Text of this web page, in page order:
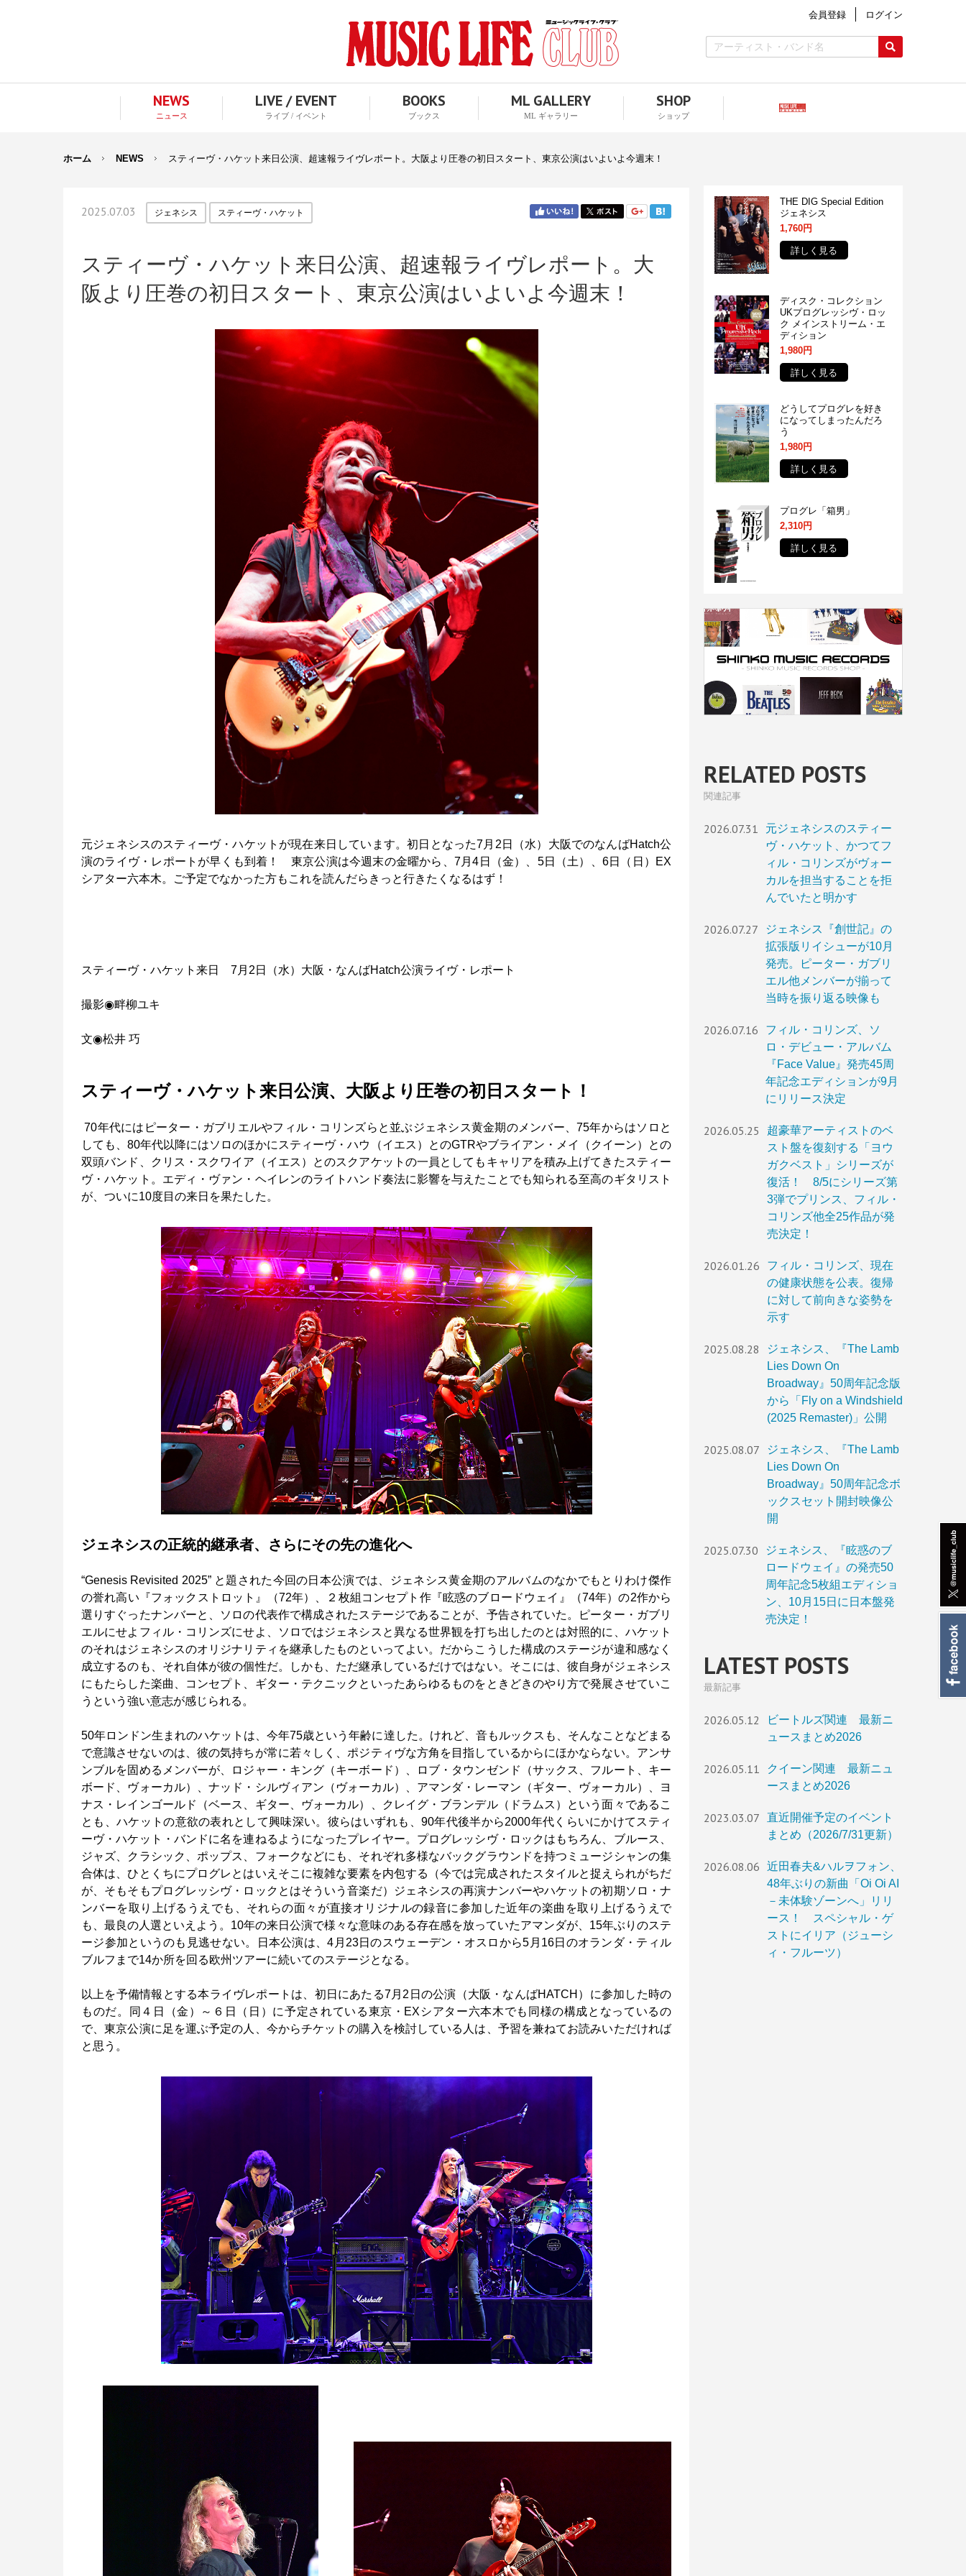
会員登録 ログイン
NEWS
ニュース
LIVE / EVENT
ライブ / イベント
BOOKS
ブックス
ML GALLERY
ML ギャラリー
SHOP
ショップ
ホーム NEWS スティーヴ・ハケット来日公演、超速報ライヴレポート。大阪より圧巻の初日スタート、東京公演はいよいよ今週末！
2025.07.03 ジェネシス スティーヴ・ハケット
スティーヴ・ハケット来日公演、超速報ライヴレポート。大
阪より圧巻の初日スタート、東京公演はいよいよ今週末！
元ジェネシスのスティーヴ・ハケットが現在来日しています。初日となった7月2日（水）大阪でのなんばHatch公
演のライヴ・レポートが早くも到着！ 東京公演は今週末の金曜から、7月4日（金）、5日（土）、6日（日）EX
シアター六本木。ご予定でなかった方もこれを読んだらきっと行きたくなるはず！
スティーヴ・ハケット来日 7月2日（水）大阪・なんばHatch公演ライヴ・レポート
撮影◉畔柳ユキ
文◉松井 巧
スティーヴ・ハケット来日公演、大阪より圧巻の初日スタート！
70年代にはピーター・ガブリエルやフィル・コリンズらと並ぶジェネシス黄金期のメンバー、75年からはソロと
しても、80年代以降にはソロのほかにスティーヴ・ハウ（イエス）とのGTRやブライアン・メイ（クイーン）との
双頭バンド、クリス・スクワイア（イエス）とのスクアケットの一員としてもキャリアを積み上げてきたスティー
ヴ・ハケット。エディ・ヴァン・ヘイレンのライトハンド奏法に影響を与えたことでも知られる至高のギタリスト
が、ついに10度目の来日を果たした。
ジェネシスの正統的継承者、さらにその先の進化へ
“Genesis Revisited 2025” と題された今回の日本公演では、ジェネシス黄金期のアルバムのなかでもとりわけ傑作
の誉れ高い『フォックストロット』（72年）、２枚組コンセプト作『眩惑のブロードウェイ』（74年）の2作から
選りすぐったナンバーと、ソロの代表作で構成されたステージであることが、予告されていた。ピーター・ガブリ
エルにせよフィル・コリンズにせよ、ソロではジェネシスと異なる世界観を打ち出したのとは対照的に、ハケット
のそれはジェネシスのオリジナリティを継承したものといってよい。だからこうした構成のステージが違和感なく
成立するのも、それ自体が彼の個性だ。しかも、ただ継承しているだけではない。そこには、彼自身がジェネシス
にもたらした楽曲、コンセプト、ギター・テクニックといったあらゆるものをときどきのやり方で発展させていこ
うという強い意志が感じられる。
50年ロンドン生まれのハケットは、今年75歳という年齢に達した。けれど、音もルックスも、そんなことなどまる
で意識させないのは、彼の気持ちが常に若々しく、ポジティヴな方角を目指しているからにほかならない。アンサ
ンブルを固めるメンバーが、ロジャー・キング（キーボード）、ロブ・タウンゼンド（サックス、フルート、キー
ボード、ヴォーカル）、ナッド・シルヴィアン（ヴォーカル）、アマンダ・レーマン（ギター、ヴォーカル）、ヨ
ナス・レインゴールド（ベース、ギター、ヴォーカル）、クレイグ・ブランデル（ドラムス）という面々であるこ
とも、ハケットの意欲の表れとして興味深い。彼らはいずれも、90年代後半から2000年代くらいにかけてスティ
ーヴ・ハケット・バンドに名を連ねるようになったプレイヤー。プログレッシヴ・ロックはもちろん、ブルース、
ジャズ、クラシック、ポップス、フォークなどにも、それぞれ多様なバックグラウンドを持つミュージシャンの集
合体は、ひとくちにプログレとはいえそこに複雑な要素を内包する（今では完成されたスタイルと捉えられがちだ
が、そもそもプログレッシヴ・ロックとはそういう音楽だ）ジェネシスの再演ナンバーやハケットの初期ソロ・ナ
ンバーを取り上げるうえでも、それらの面々が直接オリジナルの録音に参加した近年の楽曲を取り上げるうえで
も、最良の人選といえよう。10年の来日公演で様々な意味のある存在感を放っていたアマンダが、15年ぶりのステ
ージ参加というのも見逃せない。日本公演は、4月23日のスウェーデン・オスロから5月16日のオランダ・ティル
ブルフまで14か所を回る欧州ツアーに続いてのステージとなる。
以上を予備情報とする本ライヴレポートは、初日にあたる7月2日の公演（大阪・なんばHATCH）に参加した時の
ものだ。同４日（金）～６日（日）に予定されている東京・EXシアター六本木でも同様の構成となっているの
で、東京公演に足を運ぶ予定の人、今からチケットの購入を検討している人は、予習を兼ねてお読みいただければ
と思う。
THE DIG Special Edition
ジェネシス
1,760円
詳しく見る
ディスク・コレクション
UKプログレッシヴ・ロッ
ク メインストリーム・エ
ディション
1,980円
詳しく見る
どうしてプログレを好き
になってしまったんだろ
う
1,980円
詳しく見る
プログレ「箱男」
2,310円
詳しく見る
RELATED POSTS
関連記事
2026.07.31
元ジェネシスのスティー
ヴ・ハケット、かつてフ
ィル・コリンズがヴォー
カルを担当することを拒
んでいたと明かす
2026.07.27
ジェネシス『創世記』の
拡張版リイシューが10月
発売。ピーター・ガブリ
エル他メンバーが揃って
当時を振り返る映像も
2026.07.16
フィル・コリンズ、ソ
ロ・デビュー・アルバム
『Face Value』発売45周
年記念エディションが9月
にリリース決定
2026.05.25
超豪華アーティストのベ
スト盤を復刻する「ヨウ
ガクベスト」シリーズが
復活！ 8/5にシリーズ第
3弾でプリンス、フィル・
コリンズ他全25作品が発
売決定！
2026.01.26
フィル・コリンズ、現在
の健康状態を公表。復帰
に対して前向きな姿勢を
示す
2025.08.28
ジェネシス、『The Lamb
Lies Down On
Broadway』50周年記念版
から「Fly on a Windshield
(2025 Remaster)」公開
2025.08.07
ジェネシス、『The Lamb
Lies Down On
Broadway』50周年記念ボ
ックスセット開封映像公
開
2025.07.30
ジェネシス、『眩惑のブ
ロードウェイ』の発売50
周年記念5枚組エディショ
ン、10月15日に日本盤発
売決定！
LATEST POSTS
最新記事
2026.05.12
ビートルズ関連 最新ニ
ュースまとめ2026
2026.05.11
クイーン関連 最新ニュ
ースまとめ2026
2023.03.07
直近開催予定のイベント
まとめ（2026/7/31更新）
2026.08.06
近田春夫&ハルヲフォン、
48年ぶりの新曲「Oi Oi AI
－未体験ゾーンへ」リリ
ース！ スペシャル・ゲ
ストにイリア（ジューシ
ィ・フルーツ）